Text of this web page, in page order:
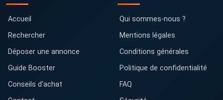
Accueil
Rechercher
Déposer une annonce
Guide Booster
Conseils d'achat
Qui sommes-nous ?
Mentions légales
Conditions générales
Politique de confidentialité
FAQ